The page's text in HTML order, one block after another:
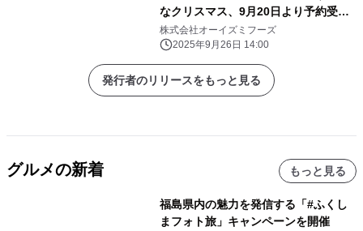
なクリスマス、9月20日より予約受付
開始
株式会社オーイズミフーズ
2025年9月26日 14:00
発行者のリリースをもっと見る
グルメの新着 もっと見る
福島県内の魅力を発信する「#ふくし
まフォト旅」キャンペーンを開催